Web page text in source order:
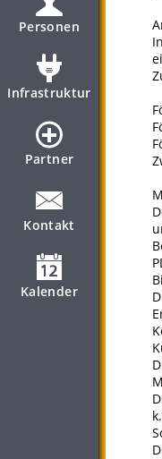
Personen
Infrastruktur
Partner
Kontakt
Kalender